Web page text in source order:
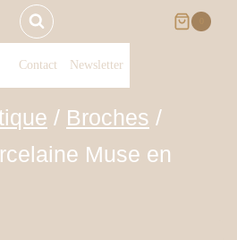
fermer
Contact Newsletter
/ Broches /
Muse en